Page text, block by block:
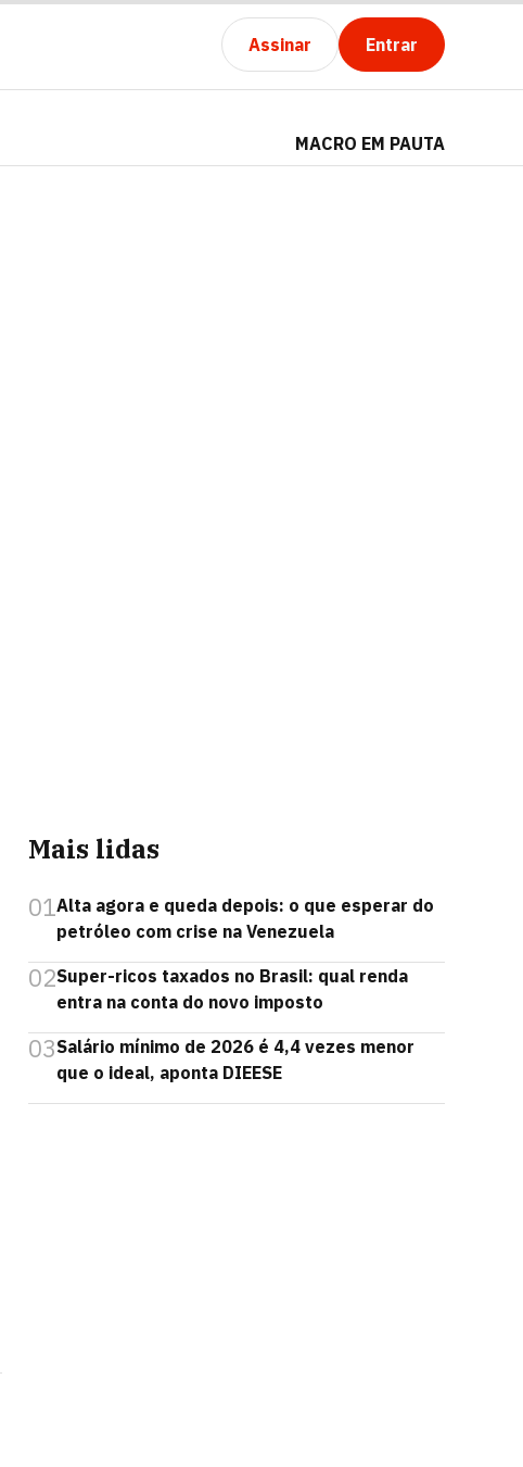
Assinar Entrar
MACRO EM PAUTA
Mais lidas
01Alta agora e queda depois: o que esperar do
petróleo com crise na Venezuela
02Super-ricos taxados no Brasil: qual renda
entra na conta do novo imposto
03Salário mínimo de 2026 é 4,4 vezes menor
que o ideal, aponta DIEESE